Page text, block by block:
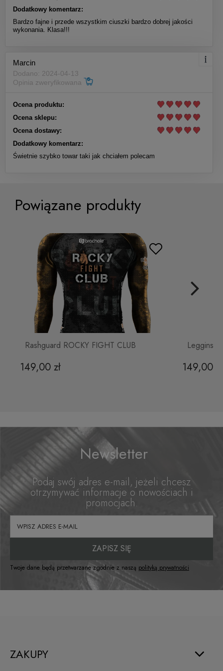
Koszulka Treningowa ROCKY
Legginsy Damskie ROCKY FIGHT
CLUB
149,00 zł
Tank Top ROCKY FIGHT CLUB
98,00 zł
Dodatkowy komentarz:
Bardzo fajne i przede wszystkim ciuszki bardzo dobrej jakości
wykonania. Klasa!!!
Marcin
Dodano: 2024-04-13
Opinia zweryfikowana
Ocena produktu:
Ocena sklepu:
Ocena dostawy:
Dodatkowy komentarz:
Świetnie szybko towar taki jak chciałem polecam
Powiązane produkty
Rashguard ROCKY FIGHT CLUB
149,00 zł
Legginsy
149,00 zł
Newsletter
Podaj swój adres e-mail, jeżeli chcesz
otrzymywać informacje o nowościach i
promocjach.
ZAPISZ SIĘ
Twoje dane będą przetwarzane zgodnie z naszą polityką prywatności
ZAKUPY